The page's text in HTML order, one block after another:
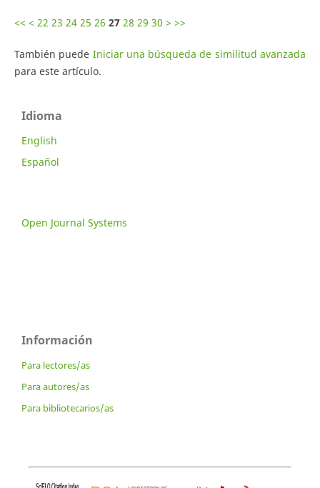
<< < 22 23 24 25 26 27 28 29 30 > >>
También puede Iniciar una búsqueda de similitud avanzada
para este artículo.
Idioma
English
Español
Open Journal Systems
Información
Para lectores/as
Para autores/as
Para bibliotecarios/as